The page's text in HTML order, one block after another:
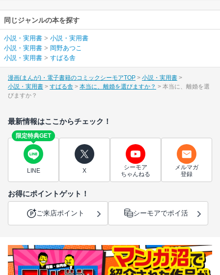
同じジャンルの本を探す
小説・実用書 > 小説・実用書
小説・実用書 > 岡野あつこ
小説・実用書 > すばる舎
漫画(まんが)・電子書籍のコミックシーモアTOP
小説・実用書
小説・実用書
すばる舎 本当に、離婚を選びますか？
本当に、離婚を選
びますか？
最新情報はここからチェック！
限定特典GET
LINE X
シーモア
ちゃんねる
メルマガ
登録
お得にポイントゲット！
ご来店ポイント シーモアでポイ活